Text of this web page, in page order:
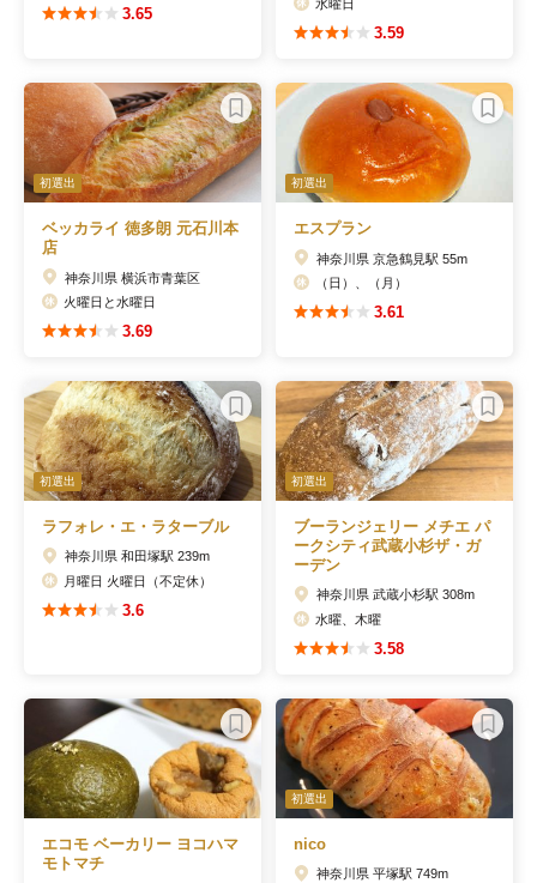
3.65
水曜日
3.59
初選出
ベッカライ 徳多朗 元石川本
店
神奈川県 横浜市青葉区
火曜日と水曜日
3.69
初選出
エスプラン
神奈川県 京急鶴見駅 55m
（日）、（月）
3.61
初選出
ラフォレ・エ・ラターブル
神奈川県 和田塚駅 239m
月曜日 火曜日（不定休）
3.6
初選出
ブーランジェリー メチエ パ
ークシティ武蔵小杉ザ・ガ
ーデン
神奈川県 武蔵小杉駅 308m
水曜、木曜
3.58
エコモ ベーカリー ヨコハマ
モトマチ
初選出
nico
神奈川県 平塚駅 749m